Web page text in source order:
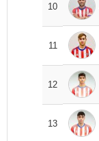
10
11
12
13